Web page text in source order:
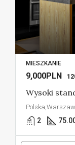
MIESZKANIE
9,000PLN
Wysoki
2